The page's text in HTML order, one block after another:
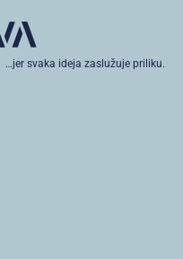
…jer svaka ideja zaslužuje priliku.